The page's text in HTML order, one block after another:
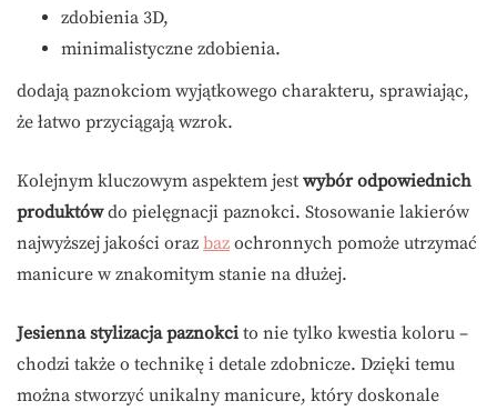
zdobienia 3D,
minimalistyczne zdobienia.
dodają paznokciom wyjątkowego charakteru, sprawiając,
że łatwo przyciągają wzrok.
Kolejnym kluczowym aspektem jest wybór odpowiednich
produktówdo pielęgnacji paznokci. Stosowanie lakierów
najwyższej jakości oraz baz ochronnych pomoże utrzymać
manicure w znakomitym stanie na dłużej.
Jesienna stylizacja paznokci to nie tylko kwestia koloru –
chodzi także o technikę i detale zdobnicze. Dzięki temu
można stworzyć unikalny manicure, który doskonale